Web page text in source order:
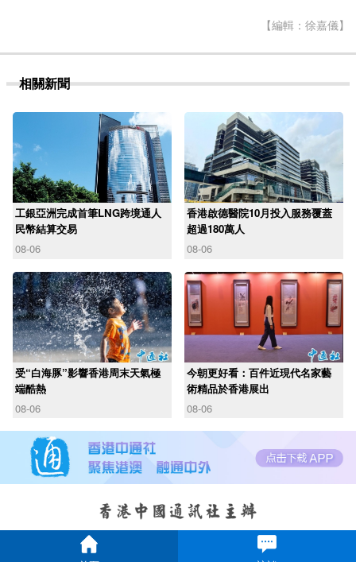
【編輯：徐嘉儀】
相關新聞
工銀亞洲完成首筆LNG跨境通人
民幣結算交易
08-06
香港啟德醫院10月投入服務覆蓋
超過180萬人
08-06
受“白海豚”影響香港周末天氣極
端酷熱
08-06
今朝更好看：百件近現代名家藝
術精品於香港展出
08-06